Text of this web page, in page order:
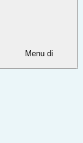
Menu di